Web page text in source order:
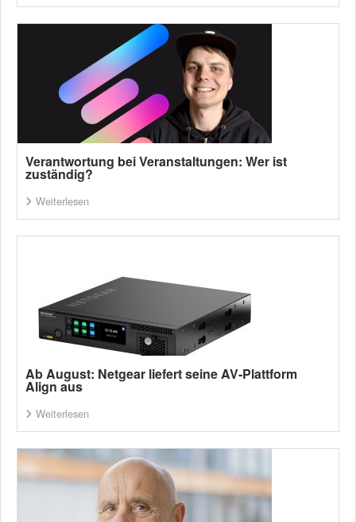
Verantwortung bei Veranstaltungen: Wer ist
zuständig?
Weiterlesen
Ab August: Netgear liefert seine AV-Plattform
Align aus
Weiterlesen